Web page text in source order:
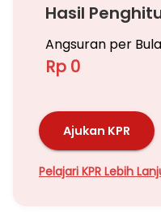
Hasil
Angsuran per
Rp 0
Ajukan KPR
Pelajari KPR Lebih